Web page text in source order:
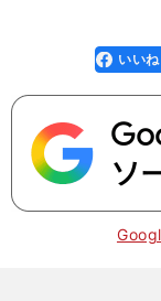
faceboo
k
いいね